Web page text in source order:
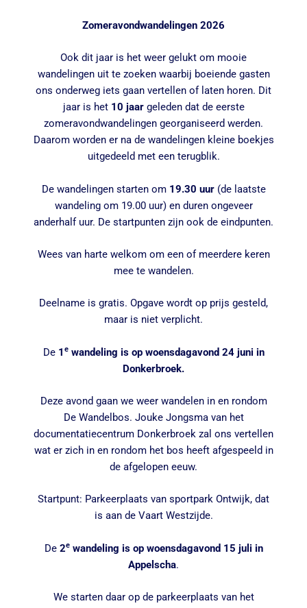
Zomeravondwandelingen 2026
Ook dit jaar is het weer gelukt om mooie
wandelingen uit te zoeken waarbij boeiende gasten
ons onderweg iets gaan vertellen of laten horen. Dit
jaar is het 10 jaargeleden dat de eerste
zomeravondwandelingen georganiseerd werden.
Daarom worden er na de wandelingen kleine boekjes
uitgedeeld met een terugblik.
De wandelingen starten om 19.30 uur(de laatste
wandeling om 19.00 uur) en duren ongeveer
anderhalf uur. De startpunten zijn ook de eindpunten.
Wees van harte welkom om een of meerdere keren
mee te wandelen.
Deelname is gratis. Opgave wordt op prijs gesteld,
maar is niet verplicht.
De 1 ewandeling is op woensdagavond 24 juni in
Donkerbroek.
Deze avond gaan we weer wandelen in en rondom
De Wandelbos. Jouke Jongsma van het
documentatiecentrum Donkerbroek zal ons vertellen
wat er zich in en rondom het bos heeft afgespeeld in
de afgelopen eeuw.
Startpunt: Parkeerplaats van sportpark Ontwijk, dat
is aan de Vaart Westzijde.
De 2ewandeling is op woensdagavond 15 juli in
Appelscha.
We starten daar op de parkeerplaats van het